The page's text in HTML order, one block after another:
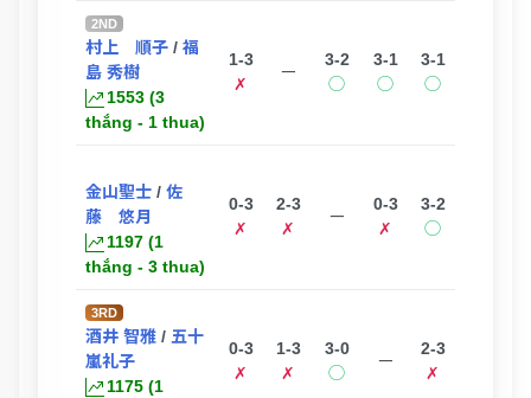
2ND
村上 順子 / 福
島 秀樹
1553 (3
thắng - 1 thua)
1-3
✗
ー
3-2
◯
3-1
◯
3-1
◯
金山聖士 / 佐
藤 悠月
1197 (1
thắng - 3 thua)
0-3
✗
2-3
✗
ー
0-3
✗
3-2
◯
3RD
酒井 智雅 / 五十
嵐礼子
1175 (1
0-3
✗
1-3
✗
3-0
◯
ー
2-3
✗